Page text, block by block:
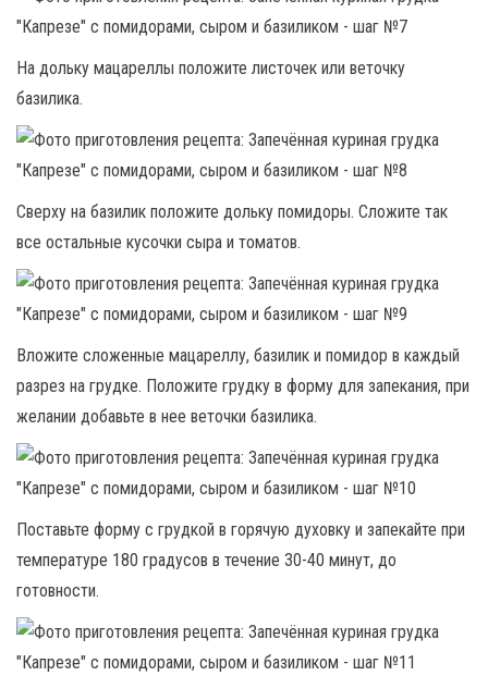
На дольку мацареллы положите листочек или веточку
базилика.
Сверху на базилик положите дольку помидоры. Сложите так
все остальные кусочки сыра и томатов.
Вложите сложенные мацареллу, базилик и помидор в каждый
разрез на грудке. Положите грудку в форму для запекания, при
желании добавьте в нее веточки базилика.
Поставьте форму с грудкой в горячую духовку и запекайте при
температуре 180 градусов в течение 30-40 минут, до
готовности.